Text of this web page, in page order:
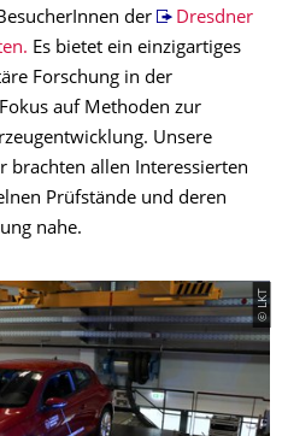
der
Dresdner
Es bietet ein einzigartiges
Forschung in der
auf Methoden zur
Unsere
brachten allen Interessierten
Prüfstände und deren
nahe.
© LKT